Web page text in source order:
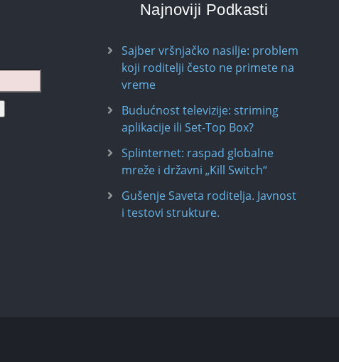
Najnoviji Podkasti
Sajber vršnjačko nasilje: problem
koji roditelji često ne primete na
vreme
Budućnost televizije: striming
aplikacije ili Set-Top Box?
Splinternet: raspad globalne
mreže i državni „Kill Switch“
Gušenje Saveta roditelja. Javnost
i testovi strukture.